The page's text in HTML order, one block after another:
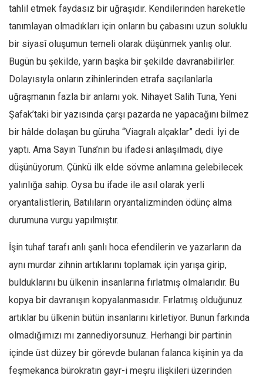
tahlil etmek faydasız bir uğraşıdır. Kendilerinden hareketle
tanımlayan olmadıkları için onların bu çabasını uzun soluklu
bir siyasî oluşumun temeli olarak düşünmek yanlış olur.
Bugün bu şekilde, yarın başka bir şekilde davranabilirler.
Dolayısıyla onların zihinlerinden etrafa saçılanlarla
uğraşmanın fazla bir anlamı yok. Nihayet Salih Tuna, Yeni
Şafak’taki bir yazısında çarşı pazarda ne yapacağını bilmez
bir hâlde dolaşan bu güruha “Viagralı alçaklar” dedi. İyi de
yaptı. Ama Sayın Tuna’nın bu ifadesi anlaşılmadı, diye
düşünüyorum. Çünkü ilk elde sövme anlamına gelebilecek
yalınlığa sahip. Oysa bu ifade ile asıl olarak yerli
oryantalistlerin, Batılıların oryantalizminden ödünç alma
durumuna vurgu yapılmıştır.
İşin tuhaf tarafı anlı şanlı hoca efendilerin ve yazarların da
aynı murdar zihnin artıklarını toplamak için yarışa girip,
bulduklarını bu ülkenin insanlarına fırlatmış olmalarıdır. Bu
kopya bir davranışın kopyalanmasıdır. Fırlatmış olduğunuz
artıklar bu ülkenin bütün insanlarını kirletiyor. Bunun farkında
olmadığımızı mı zannediyorsunuz. Herhangi bir partinin
içinde üst düzey bir görevde bulanan falanca kişinin ya da
feşmekanca bürokratın gayr-i meşru ilişkileri üzerinden